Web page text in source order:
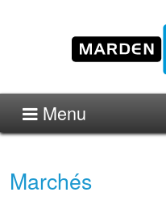
Menu
Marchés